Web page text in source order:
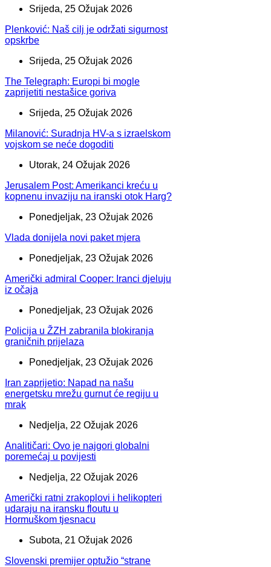
Srijeda, 25 Ožujak 2026
Plenković: Naš cilj je održati sigurnost
opskrbe
Srijeda, 25 Ožujak 2026
The Telegraph: Europi bi mogle
zaprijetiti nestašice goriva
Srijeda, 25 Ožujak 2026
Milanović: Suradnja HV-a s izraelskom
vojskom se neće dogoditi
Utorak, 24 Ožujak 2026
Jerusalem Post: Amerikanci kreću u
kopnenu invaziju na iranski otok Harg?
Ponedjeljak, 23 Ožujak 2026
Vlada donijela novi paket mjera
Ponedjeljak, 23 Ožujak 2026
Američki admiral Cooper: Iranci djeluju
iz očaja
Ponedjeljak, 23 Ožujak 2026
Policija u ŽZH zabranila blokiranja
graničnih prijelaza
Ponedjeljak, 23 Ožujak 2026
Iran zaprijetio: Napad na našu
energetsku mrežu gurnut će regiju u
mrak
Nedjelja, 22 Ožujak 2026
Analitičari: Ovo je najgori globalni
poremećaj u povijesti
Nedjelja, 22 Ožujak 2026
Američki ratni zrakoplovi i helikopteri
udaraju na iransku floutu u
Hormuškom tjesnacu
Subota, 21 Ožujak 2026
Slovenski premijer optužio “strane